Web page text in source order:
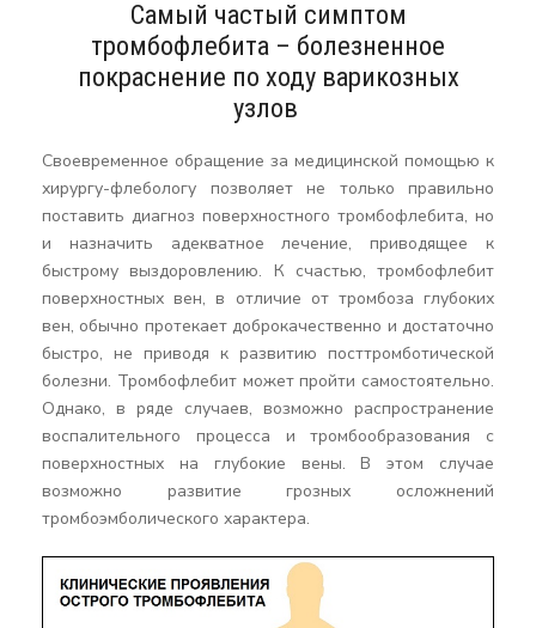
Самый частый симптом
тромбофлебита – болезненное
покраснение по ходу варикозных
узлов
Своевременное обращение за медицинской помощью к
хирургу-флебологу позволяет не только правильно
поставить диагноз поверхностного тромбофлебита, но
и назначить адекватное лечение, приводящее к
быстрому выздоровлению. К счастью, тромбофлебит
поверхностных вен, в отличие от тромбоза глубоких
вен, обычно протекает доброкачественно и достаточно
быстро, не приводя к развитию посттромботической
болезни. Тромбофлебит может пройти самостоятельно.
Однако, в ряде случаев, возможно распространение
воспалительного процесса и тромбообразования с
поверхностных на глубокие вены. В этом случае
возможно развитие грозных осложнений
тромбоэмболического характера.